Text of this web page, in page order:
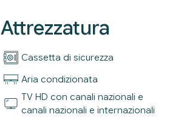
Attrezzatura
Cassetta di sicurezza
Aria condizionata
TV HD con canali nazionali e
canali nazionali e internazionali